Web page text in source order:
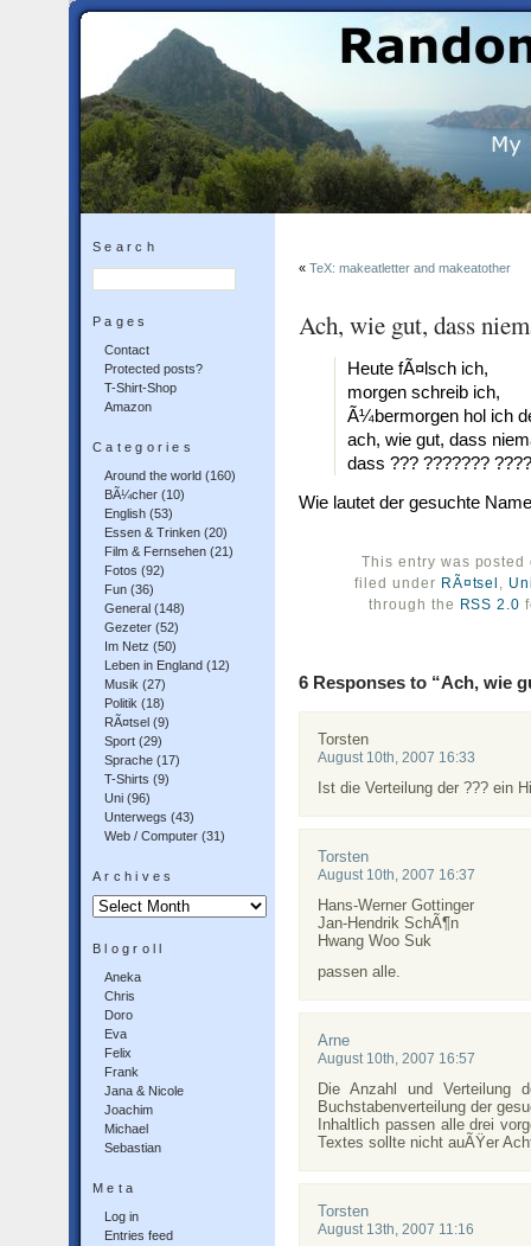
Search
Pages
Contact
Protected posts?
T-Shirt-Shop
Amazon
Categories
Around the world (160)
BÃ¼cher (10)
English (53)
Essen & Trinken (20)
Film & Fernsehen (21)
Fotos (92)
Fun (36)
General (148)
Gezeter (52)
Im Netz (50)
Leben in England (12)
Musik (27)
Politik (18)
RÃ¤tsel (9)
Sport (29)
Sprache (17)
T-Shirts (9)
Uni (96)
Unterwegs (43)
Web / Computer (31)
Archives
Archives
Blogroll
Aneka
Chris
Doro
Eva
Felix
Frank
Jana & Nicole
Joachim
Michael
Sebastian
Meta
Log in
Entries feed
« TeX: makeatletter and makeatother
Ach, wie gut, dass
Heute fÃ¤lsch ich,
morgen schreib ich,
Ã¼bermorgen hol ich
ach, wie gut, dass
dass ??? ???????
Wie lautet der gesuchte
This entry was
filed under RÃ¤tsel ,
through the RSS 2.0
6 Responses to “Ach, wie
Torsten
August 10th, 2007 16:33
Ist die Verteilung der ??? ein
Torsten
August 10th, 2007 16:37
Hans-Werner Gottinger
Jan-Hendrik SchÃ¶n
Hwang Woo Suk
passen alle.
Arne
August 10th, 2007 16:57
Die Anzahl und Verteilung
Buchstabenverteilung der
Inhaltlich passen alle drei
Textes sollte nicht auÃŸer
Torsten
August 13th, 2007 11:16